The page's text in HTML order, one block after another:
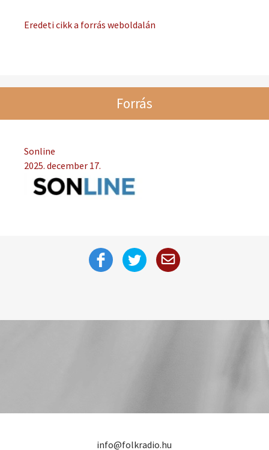
Eredeti cikk a forrás weboldalán
Forrás
Sonline
2025. december 17.
info@folkradio.hu